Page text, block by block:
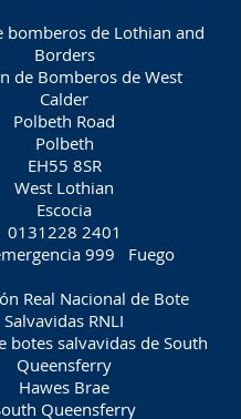
bomberos de Lothian and
Borders
de Bomberos de West
Calder
Polbeth Road
Polbeth
EH55 8SR
West Lothian
Escocia
0131228 2401
999
Fuego
Real Nacional de Bote
Salvavidas RNLI
botes salvavidas de South
Queensferry
Hawes Brae
Queensferry